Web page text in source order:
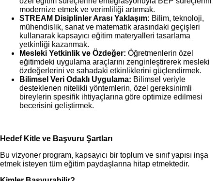
modernize etmek ve verimliliği artırmak.
STREAM Disiplinler Arası Yaklaşım: Bilim, teknoloji,
mühendislik, sanat ve matematik arasındaki geçişleri
kullanarak kapsayıcı eğitim materyalleri tasarlama
yetkinliği kazanmak.
Mesleki Yetkinlik ve Özdeğer: Öğretmenlerin özel
eğitimdeki uygulama araçlarını zenginleştirerek mesleki
özdeğerlerini ve sahadaki etkinliklerini güçlendirmek.
Bilimsel Veri Odaklı Uygulama: Bilimsel veriyle
desteklenen nitelikli yöntemlerin, özel gereksinimli
bireylerin spesifik ihtiyaçlarına göre optimize edilmesi
becerisini geliştirmek.
Hedef Kitle ve Başvuru Şartları
Bu vizyoner program, kapsayıcı bir toplum ve sınıf yapısı inşa
etmek isteyen tüm eğitim paydaşlarına hitap etmektedir.